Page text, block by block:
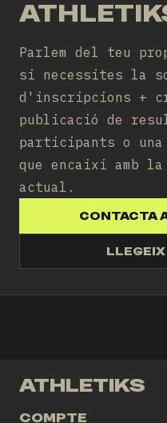
Parlem del teu
si necessites la
d'inscripcions +
publicació de
participants o
que encaixi amb
actual.
CONTACTA
LLEGEIX
ATHLETIKS
COMPTE